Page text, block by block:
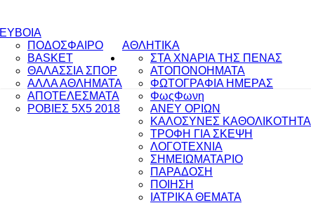
ΕΥΒΟΙΑ
ΑΘΛΗΤΙΚΑ
ΠΟΔΟΣΦΑΙΡΟ
BASKET
ΘΑΛΑΣΣΙΑ ΣΠΟΡ
ΑΛΛΑ ΑΘΛΗΜΑΤΑ
ΑΠΟΤΕΛΕΣΜΑΤΑ
ΡΟΒΙΕΣ 5Χ5 2018
ΣΤΑ ΧΝΑΡΙΑ ΤΗΣ ΠΕΝΑΣ
ΑΤΟΠΟΝΟΗΜΑΤΑ
ΦΩΤΟΓΡΑΦΙΑ ΗΜΕΡΑΣ
ΦωςΦωνη
ANEY ΟΡΙΩΝ
ΚΑΛΟΣΥΝΕΣ
ΤΡΟΦΗ ΓΙΑ ΣΚΕΨΗ
ΛΟΓΟΤΕΧΝΙΑ
ΣΗΜΕΙΩΜΑΤΑΡΙΟ
ΠΑΡΑΔΟΣΗ
ΠΟΙΗΣΗ
ΙΑΤΡΙΚΑ ΘΕΜΑΤΑ